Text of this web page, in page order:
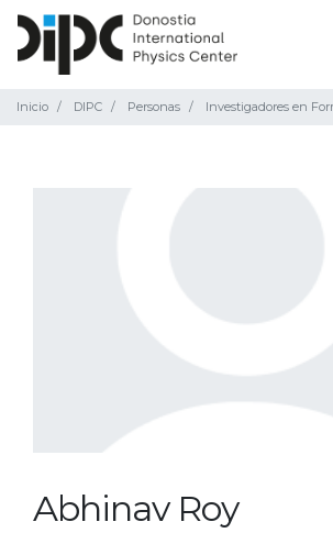
Inicio DIPC Personas Investigadores en
Abhinav Roy